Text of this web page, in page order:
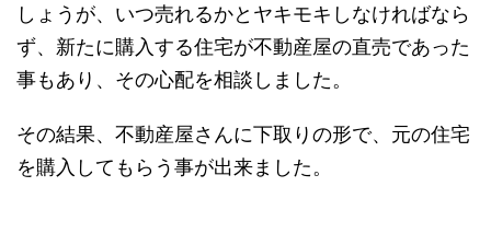
しょうが、いつ売れるかとヤキモキしなければなら
ず、新たに購入する住宅が不動産屋の直売であった
事もあり、その心配を相談しました。
その結果、不動産屋さんに下取りの形で、元の住宅
を購入してもらう事が出来ました。